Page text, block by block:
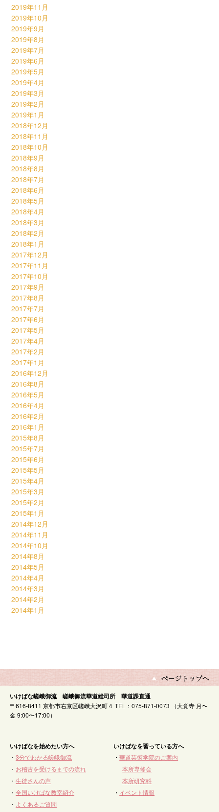
2019年11月
2019年10月
2019年9月
2019年8月
2019年7月
2019年6月
2019年5月
2019年4月
2019年3月
2019年2月
2019年1月
2018年12月
2018年11月
2018年10月
2018年9月
2018年8月
2018年7月
2018年6月
2018年5月
2018年4月
2018年3月
2018年2月
2018年1月
2017年12月
2017年11月
2017年10月
2017年9月
2017年8月
2017年7月
2017年6月
2017年5月
2017年4月
2017年2月
2017年1月
2016年12月
2016年8月
2016年5月
2016年4月
2016年2月
2016年1月
2015年8月
2015年7月
2015年6月
2015年5月
2015年4月
2015年3月
2015年2月
2015年1月
2014年12月
2014年11月
2014年10月
2014年8月
2014年5月
2014年4月
2014年3月
2014年2月
2014年1月
いけばな嵯峨御流 嵯峨御流華道総司所 華道課直通
〒616-8411 京都市右京区嵯峨大沢町４ TEL：075-871-0073 （大覚寺 月〜
金 9:00〜17:00）
いけばなを始めたい方へ
・ 3分でわかる嵯峨御流
・ お稽古を受けるまでの流れ
・ 生徒さんの声
・ 全国いけばな教室紹介
・ よくあるご質問
いけばなを習っている方へ
・華道芸術学院のご案内
本所専修会
本所研究科
・ イベント情報